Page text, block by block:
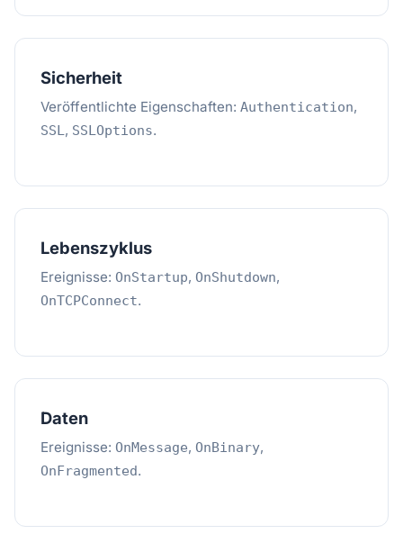
Sicherheit
Veröffentlichte Eigenschaften: Authentication,
SSL, SSLOptions.
Lebenszyklus
Ereignisse: OnStartup, OnShutdown,
OnTCPConnect.
Daten
Ereignisse: OnMessage, OnBinary,
OnFragmented.